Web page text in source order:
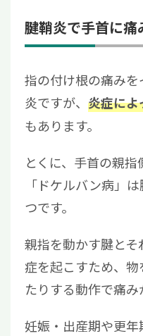
腱鞘炎で手首に痛
指の付け根の痛み
炎ですが、 炎症によ
もあります。
とくに、手首の親
「ドケルバン病」
つです。
親指を動かす腱と
症を起こすため、
たりする動作で痛み
妊娠・出産期や更